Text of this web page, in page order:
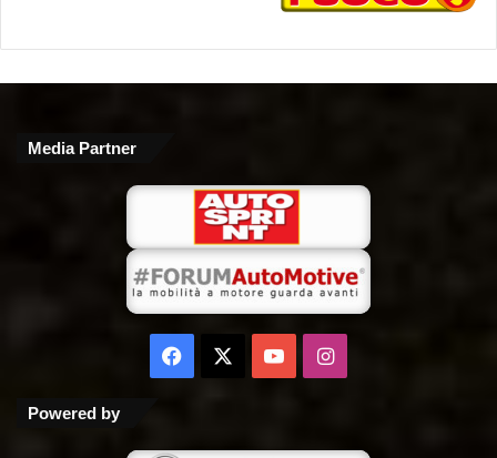
Media Partner
Facebook
You Instagram
Powered by